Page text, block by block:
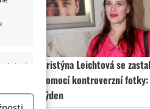
aktivní
Kristýna Leichtová se
pomocí kontroverzní
týden